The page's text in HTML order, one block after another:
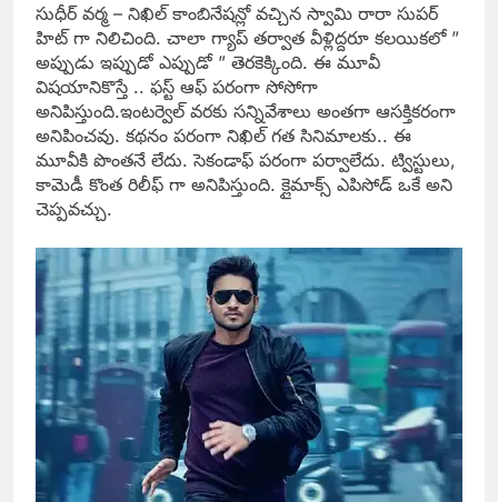
సుధీర్ వర్మ – నిఖిల్ కాంబినేషన్లో వచ్చిన స్వామి రారా సుపర్
హిట్ గా నిలిచింది. చాలా గ్యాప్ తర్వాత వీళ్లిద్దరూ కలయికలో ”
అప్పుడు ఇప్పుడో ఎప్పుడో ” తెరకెక్కింది. ఈ మూవీ
విషయానికొస్తే .. ఫస్ట్ ఆఫ్ పరంగా సోసోగా
అనిపిస్తుంది.ఇంటర్వెల్ వరకు సన్నివేశాలు అంతగా ఆసక్తికరంగా
అనిపించవు. కథనం పరంగా నిఖిల్ గత సినిమాలకు.. ఈ
మూవీకి పొంతనే లేదు. సెకండాఫ్ పరంగా పర్వాలేదు. ట్విస్టులు,
కామెడీ కొంత రిలీఫ్ గా అనిపిస్తుంది. క్లైమాక్స్ ఎపిసోడ్ ఒకే అని
చెప్పవచ్చు.